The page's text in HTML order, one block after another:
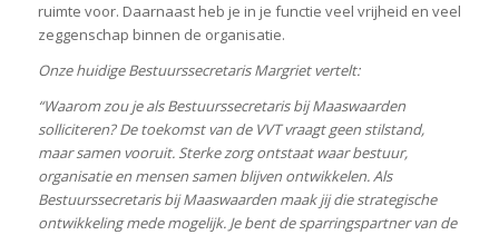
ruimte voor. Daarnaast heb je in je functie veel vrijheid en veel
zeggenschap binnen de organisatie.
Onze huidige Bestuurssecretaris Margriet vertelt:
“Waarom zou je als Bestuurssecretaris bij Maaswaarden
solliciteren? De toekomst van de VVT vraagt geen stilstand,
maar samen vooruit. Sterke zorg ontstaat waar bestuur,
organisatie en mensen samen blijven ontwikkelen. Als
Bestuurssecretaris bij Maaswaarden maak jij die strategische
ontwikkeling mede mogelijk. Je bent de sparringspartner van de